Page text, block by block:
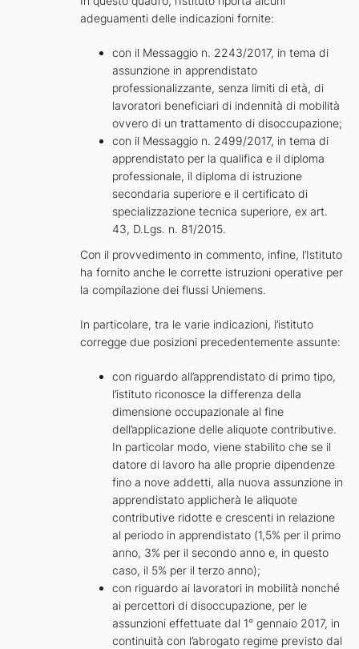
adeguamenti delle indicazioni fornite:
con il Messaggio n. 2243/2017, in tema di
assunzione in apprendistato
professionalizzante, senza limiti di età, di
lavoratori beneficiari di indennità di mobilità
ovvero di un trattamento di disoccupazione;
con il Messaggio n. 2499/2017, in tema di
apprendistato per la qualifica e il diploma
professionale, il diploma di istruzione
secondaria superiore e il certificato di
specializzazione tecnica superiore, ex art.
43, D.Lgs. n. 81/2015.
Con il provvedimento in commento, infine, l’Istituto
ha fornito anche le corrette istruzioni operative per
la compilazione dei flussi Uniemens.
In particolare, tra le varie indicazioni, l’istituto
corregge due posizioni precedentemente assunte:
con riguardo all’apprendistato di primo tipo,
l’istituto riconosce la differenza della
dimensione occupazionale al fine
dell’applicazione delle aliquote contributive.
In particolar modo, viene stabilito che se il
datore di lavoro ha alle proprie dipendenze
fino a nove addetti, alla nuova assunzione in
apprendistato applicherà le aliquote
contributive ridotte e crescenti in relazione
al periodo in apprendistato (1,5% per il primo
anno, 3% per il secondo anno e, in questo
caso, il 5% per il terzo anno);
con riguardo ai lavoratori in mobilità nonché
ai percettori di disoccupazione, per le
assunzioni effettuate dal 1° gennaio 2017, in
continuità con l’abrogato regime previsto dal